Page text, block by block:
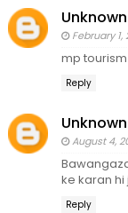
Unknown
February 1,
mp
Reply
Unknown
August 4,
ke karan
Reply